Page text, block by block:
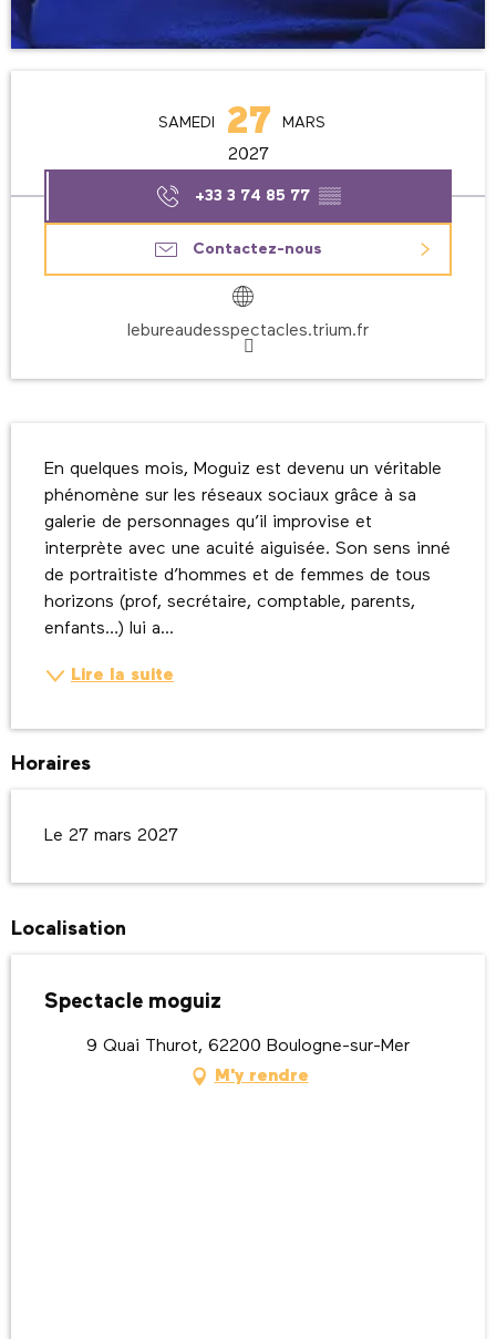
SAMEDI 27 MARS
2027
+33 3 74 85 77 ▒▒
Contactez-nous
lebureaudesspectacles.trium.fr
En quelques mois, Moguiz est devenu un véritable
phénomène sur les réseaux sociaux grâce à sa
galerie de personnages qu’il improvise et
interprète avec une acuité aiguisée. Son sens inné
de portraitiste d’hommes et de femmes de tous
horizons (prof, secrétaire, comptable, parents,
enfants…) lui a...
Lire la suite
Horaires
Le 27 mars 2027
Localisation
Spectacle moguiz
9 Quai Thurot, 62200 Boulogne-sur-Mer
M'y rendre